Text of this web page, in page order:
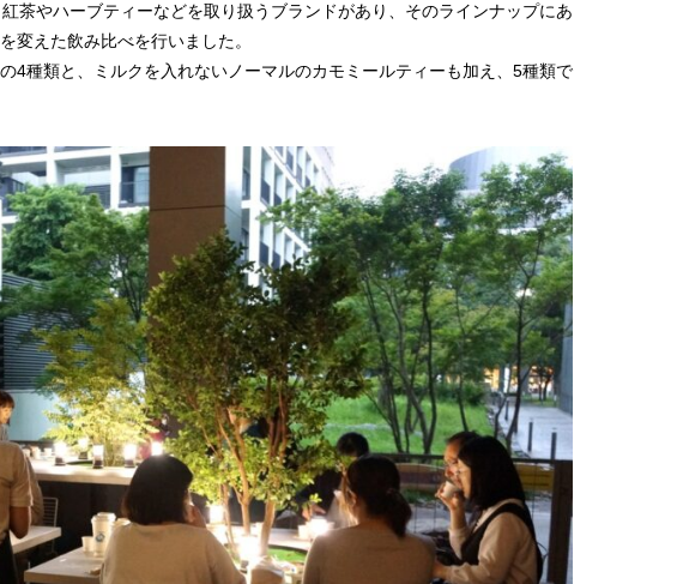
茶やハーブティーなどを取り扱うブランドがあり、そのラインナップにあ
変えた飲み比べを行いました。
4種類と、ミルクを入れないノーマルのカモミールティーも加え、5種類で